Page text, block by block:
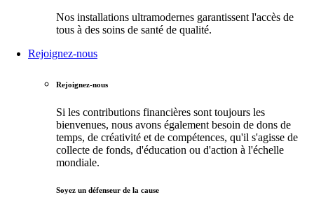
Nos installations ultramodernes garantissent l'accès de
tous à des soins de santé de qualité.
Rejoignez-nous
Rejoignez-nous
Si les contributions financières sont toujours les
bienvenues, nous avons également besoin de dons de
temps, de créativité et de compétences, qu'il s'agisse de
collecte de fonds, d'éducation ou d'action à l'échelle
mondiale.
Soyez un défenseur de la cause